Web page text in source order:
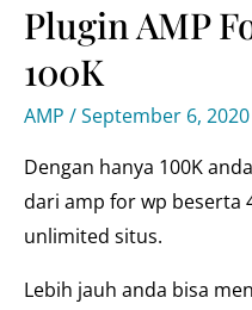
Plugin AMP
100K
AMP /September 6, 2020
Dengan hanya 100K
dari amp for wp beserta
unlimited situs.
Lebih jauh anda bisa